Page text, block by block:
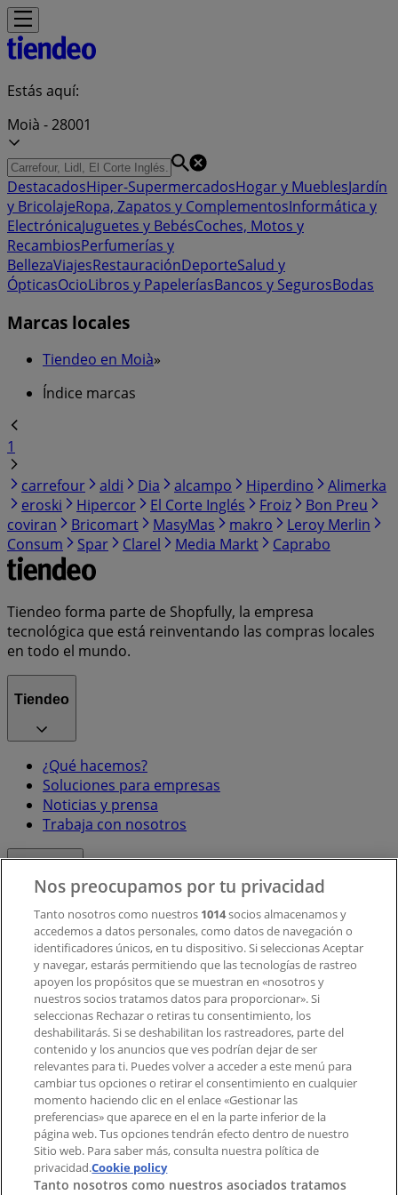
Estás aquí:
Moià - 28001
DestacadosHiper-SupermercadosHogar y MueblesJardín
y BricolajeRopa, Zapatos y ComplementosInformática y
ElectrónicaJuguetes y BebésCoches, Motos y
RecambiosPerfumerías y
BellezaViajesRestauraciónDeporteSalud y
ÓpticasOcioLibros y PapeleríasBancos y SegurosBodas
Marcas locales
Tiendeo en Moià»
Índice marcas
1
carrefour
aldi Dia alcampo Hiperdino
Alimerka
eroski
Hipercor El Corte Inglés Froiz
Bon Preu
coviran
Bricomart MasyMas makro
Leroy Merlin
Consum
Spar Clarel Media Markt Caprabo
Tiendeo forma parte de Shopfully, la empresa
tecnológica que está reinventando las compras locales
en todo el mundo.
Tiendeo
¿Qué hacemos?
Soluciones para empresas
Noticias y prensa
Trabaja con nosotros
Contacto comercial y de marketing
Tienda mal colocada en el mapa
Notificar un folleto
¿Encontraste un problema en la web o en la
aplicación?
Índices
Marcas
Marcas locales
Negocios
Negocios cercanos
Nos preocupamos por tu privacidad
Tanto nosotros como nuestros 1014socios almacenamos y
accedemos a datos personales, como datos de navegación o
identificadores únicos, en tu dispositivo. Si seleccionas Aceptar
y navegar, estarás permitiendo que las tecnologías de rastreo
apoyen los propósitos que se muestran en «nosotros y
nuestros socios tratamos datos para proporcionar». Si
seleccionas Rechazar o retiras tu consentimiento, los
deshabilitarás. Si se deshabilitan los rastreadores, parte del
contenido y los anuncios que ves podrían dejar de ser
relevantes para ti. Puedes volver a acceder a este menú para
cambiar tus opciones o retirar el consentimiento en cualquier
momento haciendo clic en el enlace «Gestionar las
preferencias» que aparece en el en la parte inferior de la
página web. Tus opciones tendrán efecto dentro de nuestro
Sitio web. Para saber más, consulta nuestra política de
privacidad.Cookie policy
Tanto nosotros como nuestros asociados tratamos